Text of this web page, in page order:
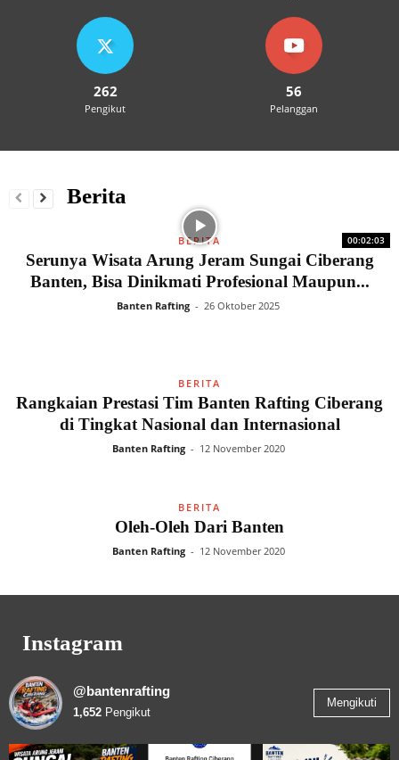
262
Pengikut
56
Pelanggan
Berita
00:02:03
BERITA
Serunya Wisata Arung Jeram Sungai Ciberang
Banten, Bisa Dinikmati Profesional Maupun...
Banten Rafting - 26 Oktober 2025
BERITA
Rangkaian Prestasi Tim Banten Rafting Ciberang
di Tingkat Nasional dan Internasional
Banten Rafting - 12 November 2020
BERITA
Oleh-Oleh Dari Banten
Banten Rafting - 12 November 2020
Instagram
@bantenrafting
1,652 Pengikut
Mengikuti